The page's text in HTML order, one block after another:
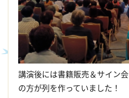
講演後には書籍販売＆サイン
の方が列を作っていました！